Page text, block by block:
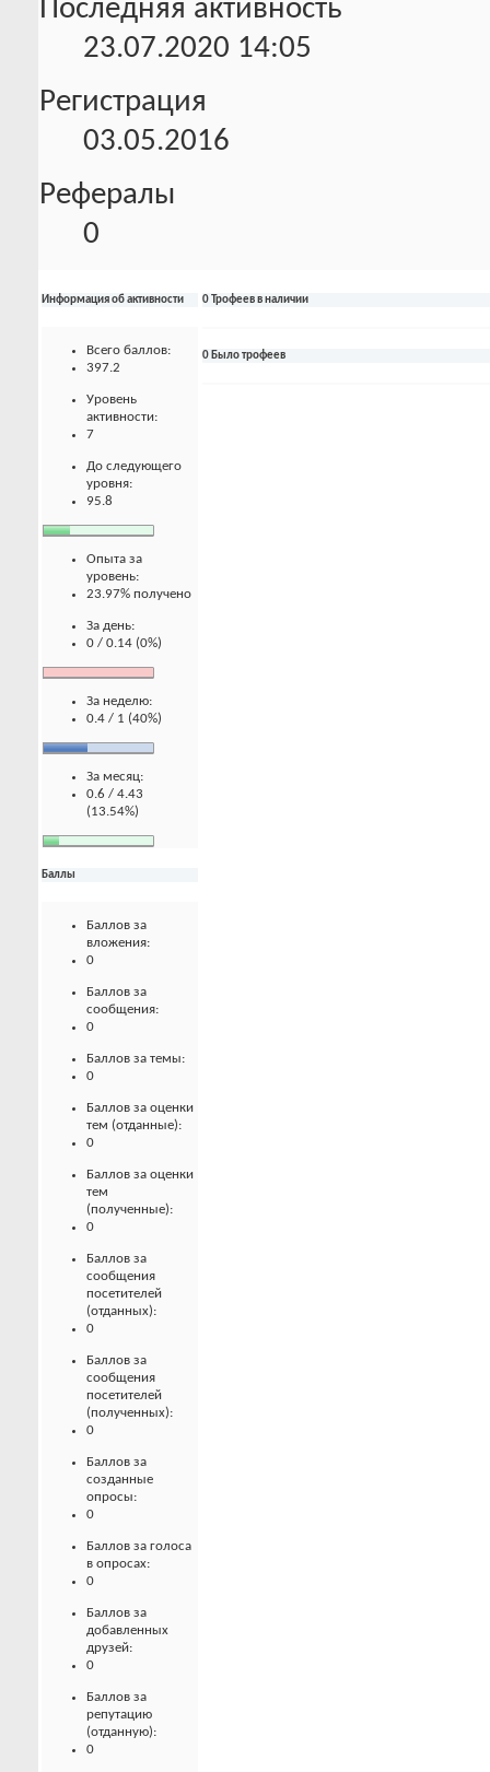
Последняя активность
23.07.2020 14:05
Регистрация
03.05.2016
Рефералы
0
Информация об активности
Всего баллов:
397.2
Уровень
активности:
7
До следующего
уровня:
95.8
Опыта за
уровень:
23.97% получено
За день:
0 / 0.14 (0%)
За неделю:
0.4 / 1 (40%)
За месяц:
0.6 / 4.43
(13.54%)
Баллы
Баллов за
вложения:
0
Баллов за
сообщения:
0
Баллов за темы:
0
Баллов за оценки
тем (отданные):
0
Баллов за оценки
тем
(полученные):
0
Баллов за
сообщения
посетителей
(отданных):
0
Баллов за
сообщения
посетителей
(полученных):
0
Баллов за
созданные
опросы:
0
Баллов за голоса
в опросах:
0
Баллов за
добавленных
друзей:
0
Баллов за
репутацию
(отданную):
0
0 Трофеев в наличии
0 Было трофеев